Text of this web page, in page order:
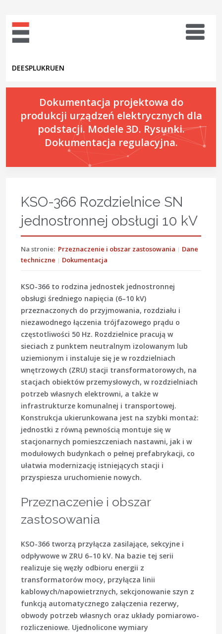
DEESPLUKRUEN
Dokumentacja projektowa do
produkcji urządzeń elektrycznych dla
podstacji. Modele 3D. Rysunki.
Dokumentacja regulacyjna.
KSO-366 Rozdzielnice SN
jednostronnej obsługi 10 kV
Na stronie: Przeznaczenie i obszar zastosowania
Dane
techniczne
Dokumentacja
KSO-366 to rodzina jednostek jednostronnej
obsługi średniego napięcia (6–10 kV)
przeznaczonych do przyjmowania, rozdziału i
niezawodnego łączenia trójfazowego prądu o
częstotliwości 50 Hz. Rozdzielnice pracują w
sieciach z punktem neutralnym izolowanym lub
uziemionym i instaluje się je w rozdzielniach
wnętrzowych (ZRU) stacji transformatorowych, na
stacjach obiektów przemysłowych, w rozdzielniach
potrzeb własnych elektrowni, a także w
infrastrukturze komunalnej i transportowej.
Konstrukcja ukierunkowana jest na szybki montaż:
jednostki z równą pewnością montuje się w
stacjonarnych pomieszczeniach nastawni, jak i w
modułowych budynkach o pełnej prefabrykacji, co
ułatwia modernizację istniejących stacji i
przyspiesza uruchomienie nowych.
Przeznaczenie i obszar
zastosowania
KSO-366 tworzą przyłącza zasilające, sekcyjne i
odpływowe w ZRU 6–10 kV. Na bazie tej serii
realizuje się węzły odbioru energii z
transformatorów mocy, przyłącza linii
kablowych/napowietrznych, sekcjonowanie szyn z
funkcją automatycznego załączenia rezerwy,
obwody potrzeb własnych oraz układy pomiarowo-
rozliczeniowe. Ujednolicone wymiary